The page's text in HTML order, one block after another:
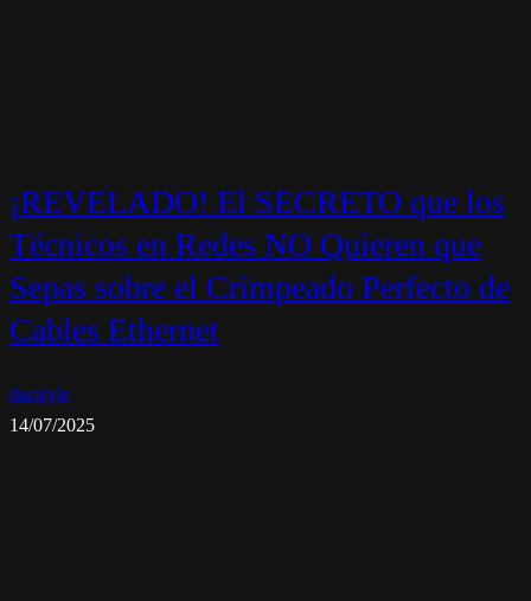
¡REVELADO! El SECRETO que los
Técnicos en Redes NO Quieren que
Sepas sobre el Crimpeado Perfecto de
Cables Ethernet
dacstyle
14/07/2025